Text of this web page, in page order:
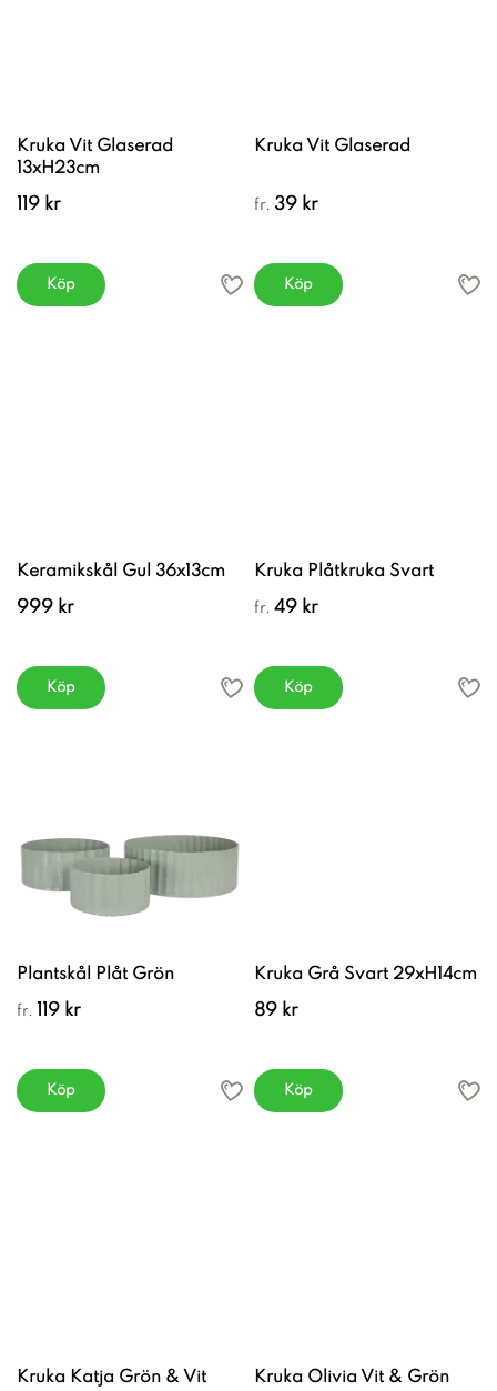
Kruka Vit Glaserad
13xH23cm
119 kr
Köp
Kruka Vit Glaserad
fr. 39 kr
Köp
Keramikskål Gul 36x13cm
999 kr
Köp
Kruka Plåtkruka Svart
fr. 49 kr
Köp
Plantskål Plåt Grön
fr. 119 kr
Köp
Kruka Grå Svart 29xH14cm
89 kr
Köp
Kruka Katja Grön & Vit Kruka Olivia Vit & Grön